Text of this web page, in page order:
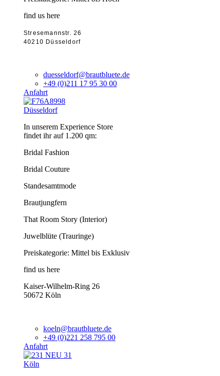
find us here
Stresemannstr. 26
40210 Düsseldorf
duesseldorf@brautbluete.de
+49 (0)211 17 95 30 00
Anfahrt
Düsseldorf
In unserem Experience Store
findet ihr auf 1.200 qm:
Bridal Fashion
Bridal Couture
Standesamtmode
Brautjungfern
That Room Story (Interior)
Juwelblüte (Trauringe)
Preiskategorie: Mittel bis Exklusiv
find us here
Kaiser-Wilhelm-Ring 26
50672 Köln
koeln@brautbluete.de
+49 (0)221 258 795 00
Anfahrt
Köln